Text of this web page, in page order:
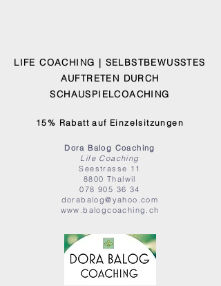
LIFE COACHING | SELBSTBEWUSSTES
AUFTRETEN DURCH
SCHAUSPIELCOACHING
15% Rabatt auf Einzelsitzungen
Dora Balog Coaching
Life Coaching
Seestrasse 11
8800 Thalwil
078 905 36 34
dorabalog@yahoo.com
www.balogcoaching.ch